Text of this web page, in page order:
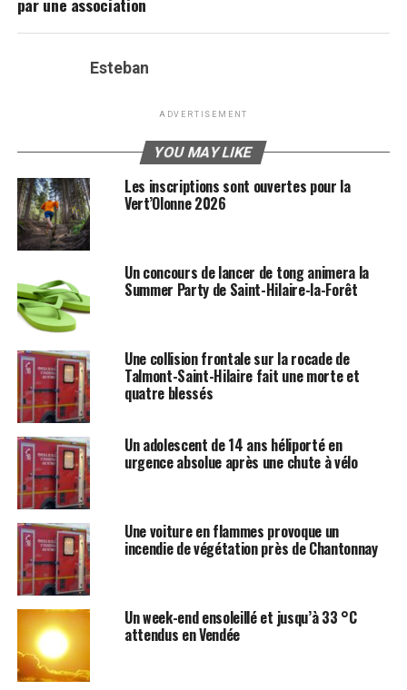
Esteban
ADVERTISEMENT
YOU MAY LIKE
Les inscriptions sont ouvertes pour la
Vert’Olonne 2026
Un concours de lancer de tong animera la
Summer Party de Saint-Hilaire-la-Forêt
Une collision frontale sur la rocade de
Talmont-Saint-Hilaire fait une morte et
quatre blessés
Un adolescent de 14 ans héliporté en
urgence absolue après une chute à vélo
Une voiture en flammes provoque un
incendie de végétation près de Chantonnay
Un week-end ensoleillé et jusqu’à 33 °C
attendus en Vendée